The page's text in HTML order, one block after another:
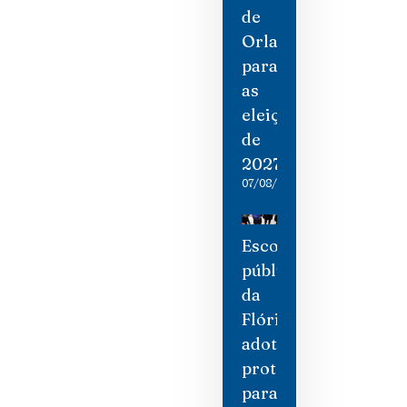
de
Orlando
para
as
eleições
de
2027
07/08/2026
Escolas
públicas
da
Flórida
adotam
protocolos
para